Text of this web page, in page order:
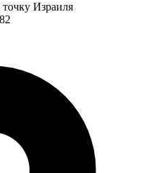
Израиля